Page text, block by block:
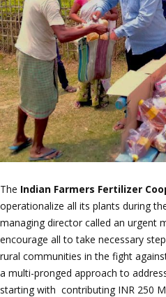
The Indian Farmers Fertilizer
operationalize all its plants during
managing director called an urgent
encourage all to take necessary
rural communities in the fight
a multi-pronged approach to
starting with contributing INR 250